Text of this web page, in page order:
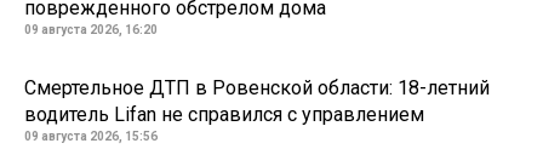
поврежденного обстрелом дома
09 августа 2026, 16:20
Смертельное ДТП в Ровенской области: 18-летний
водитель Lifan не справился с управлением
09 августа 2026, 15:56